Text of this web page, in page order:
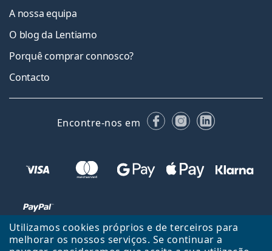
Utilizamos cookies próprios e de terceiros para
melhorar os nossos serviços. Se continuar a
A nossa equipa
O blog da Lentiamo
Porquê comprar connosco?
Contacto
Encontre-nos em FacebookInstagram
LinkedIn